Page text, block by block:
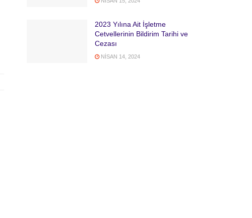
2023 Yılına Ait İşletme
Cetvellerinin Bildirim Tarihi ve
Cezası
NISAN 14, 2024